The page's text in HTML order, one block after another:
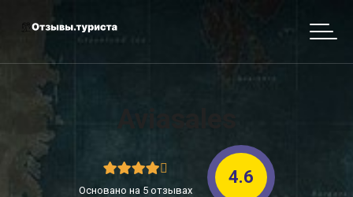
Основано на 5 отзывах
4.6